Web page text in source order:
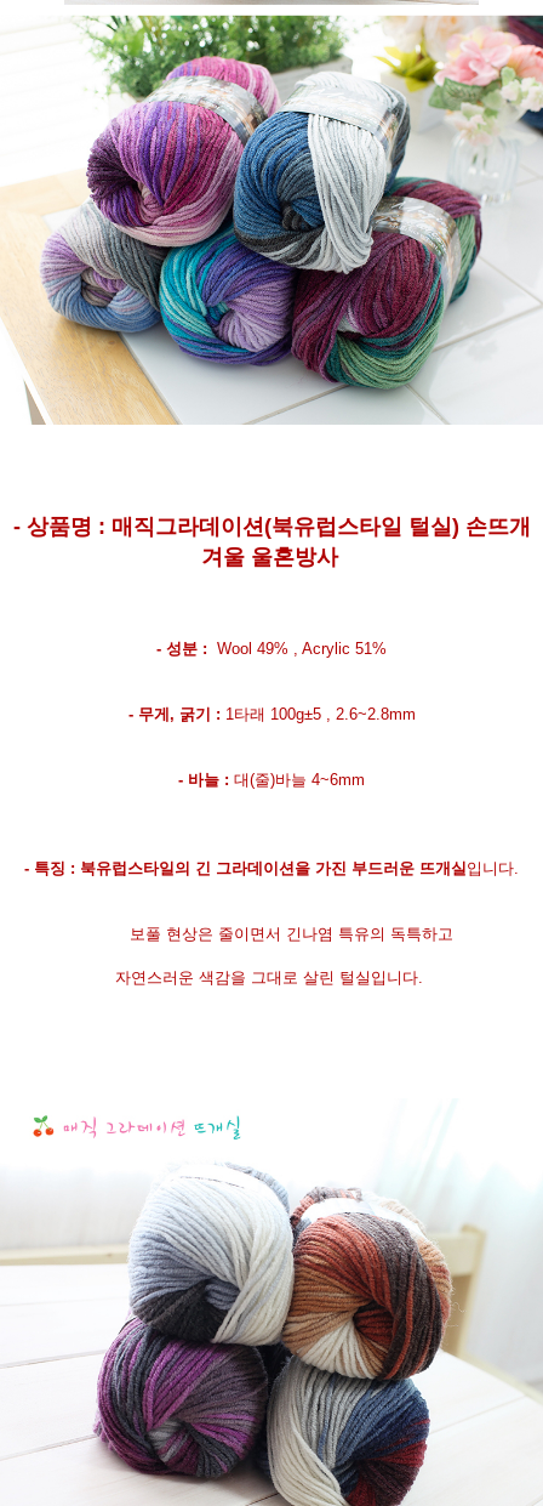
- 상품명 : 매직그라데이션(북유럽스타일 털실) 손뜨개
겨울 울혼방사
- 성분 : Wool 49% , Acrylic 51%
- 무게, 굵기 : 1타래 100g±5 , 2.6~2.8mm
- 바늘 : 대(줄)바늘 4~6mm
- 특징 : 북유럽스타일의 긴 그라데이션을 가진 부드러운 뜨개실입니다.
보풀 현상은 줄이면서 긴나염 특유의 독특하고
자연스러운 색감을 그대로 살린 털실입니다.